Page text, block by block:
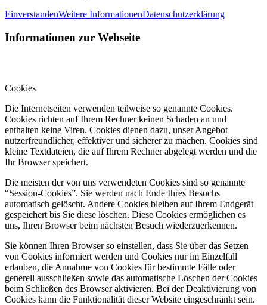
EinverstandenWeitere InformationenDatenschutzerklärung
Informationen zur Webseite
Cookies
Die Internetseiten verwenden teilweise so genannte Cookies.
Cookies richten auf Ihrem Rechner keinen Schaden an und
enthalten keine Viren. Cookies dienen dazu, unser Angebot
nutzerfreundlicher, effektiver und sicherer zu machen. Cookies sind
kleine Textdateien, die auf Ihrem Rechner abgelegt werden und die
Ihr Browser speichert.
Die meisten der von uns verwendeten Cookies sind so genannte
“Session-Cookies”. Sie werden nach Ende Ihres Besuchs
automatisch gelöscht. Andere Cookies bleiben auf Ihrem Endgerät
gespeichert bis Sie diese löschen. Diese Cookies ermöglichen es
uns, Ihren Browser beim nächsten Besuch wiederzuerkennen.
Sie können Ihren Browser so einstellen, dass Sie über das Setzen
von Cookies informiert werden und Cookies nur im Einzelfall
erlauben, die Annahme von Cookies für bestimmte Fälle oder
generell ausschließen sowie das automatische Löschen der Cookies
beim Schließen des Browser aktivieren. Bei der Deaktivierung von
Cookies kann die Funktionalität dieser Website eingeschränkt sein.